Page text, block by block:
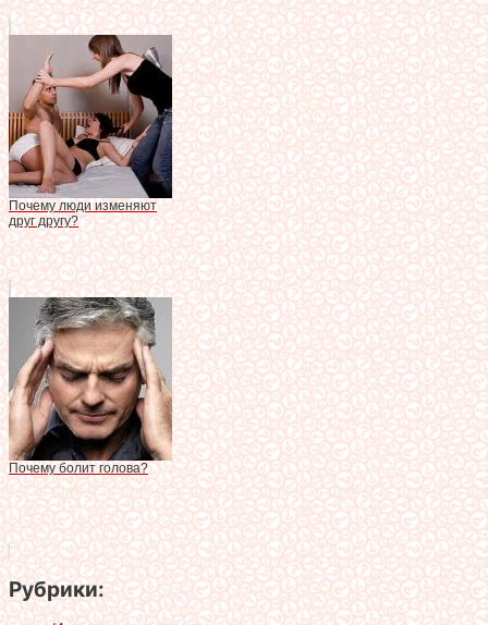
Почему люди изменяют
друг другу?
Почему болит голова?
Рубрики: